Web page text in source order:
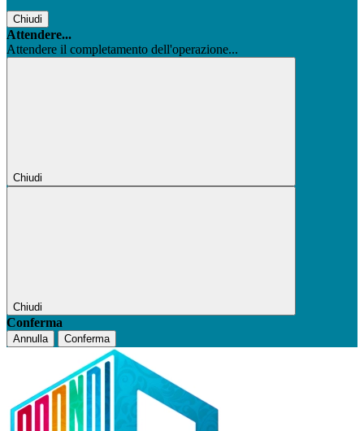
Chiudi
Attendere...
Attendere il completamento dell'operazione...
Chiudi
Chiudi
Conferma
Annulla Conferma